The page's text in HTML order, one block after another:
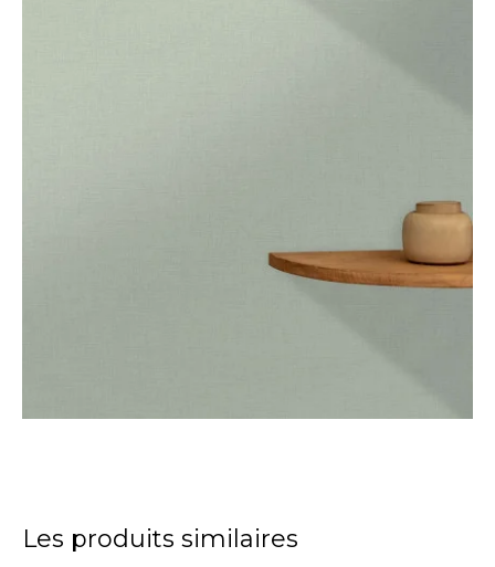
Les produits similaires